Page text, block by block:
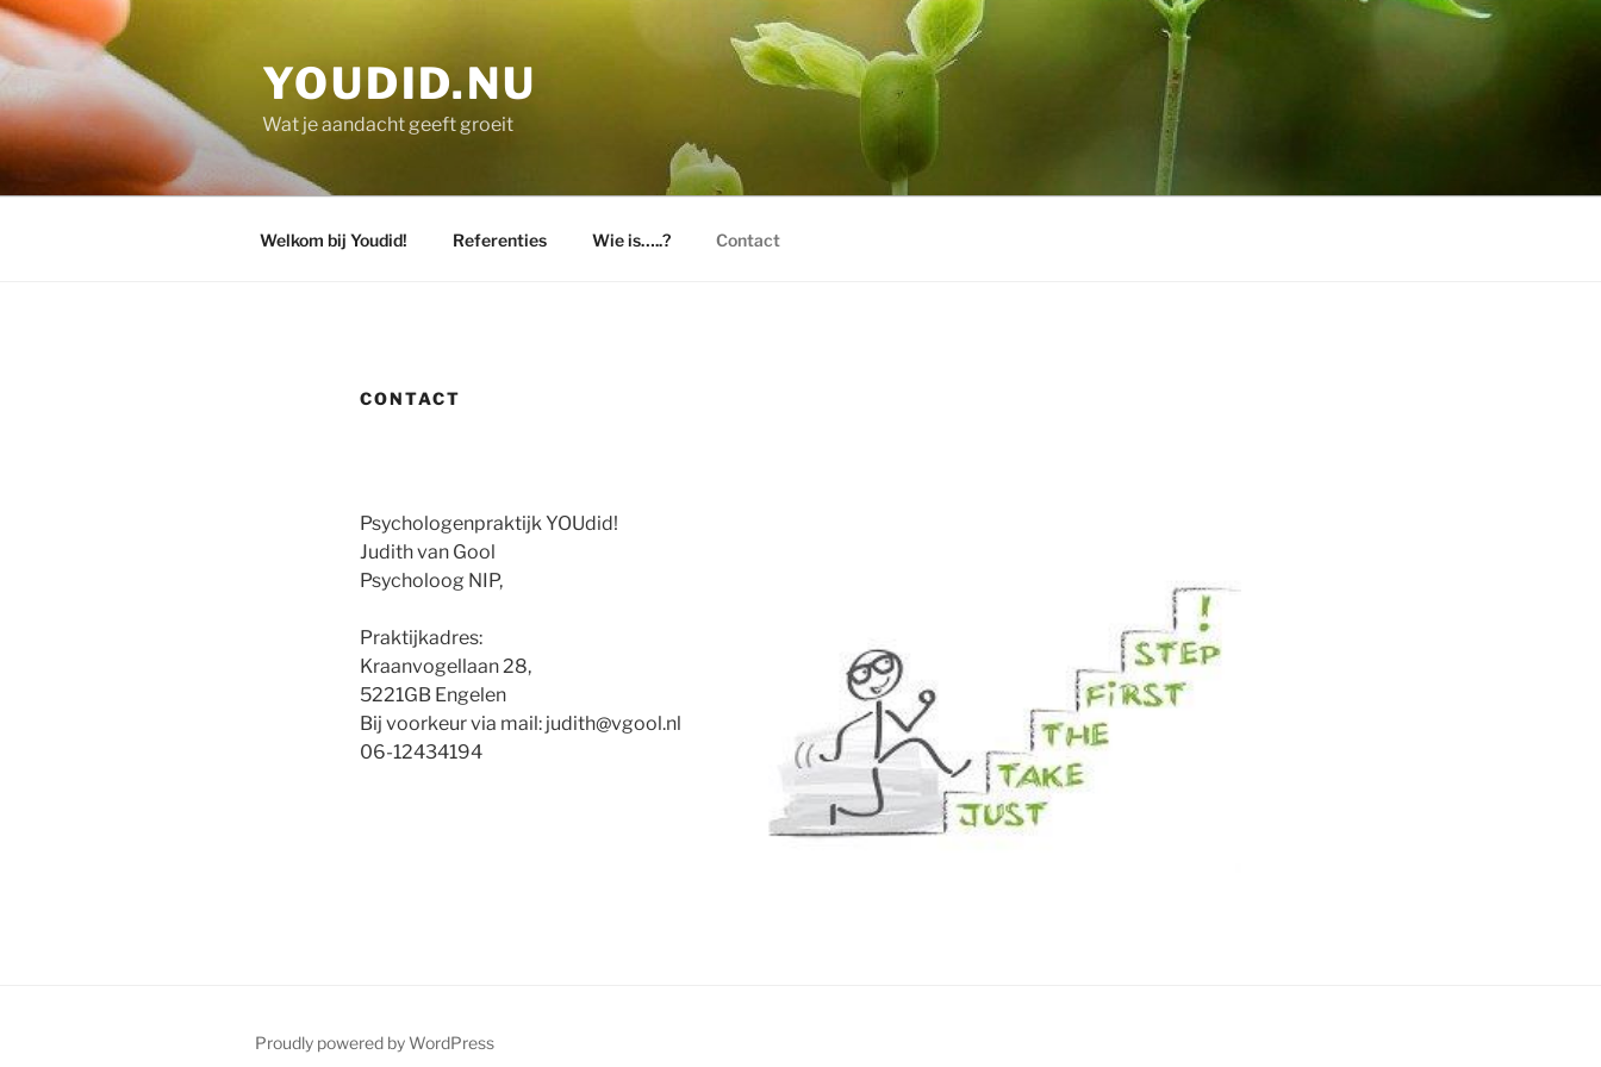
Skip
to
content
YOUDID.NU
Wat je aandacht geeft groeit
Welkom bij Youdid! Referenties Wie is…..? Contact
CONTACT
Psychologenpraktijk YOUdid!
Judith van Gool
Psycholoog NIP,
Praktijkadres:
Kraanvogellaan 28,
5221GB Engelen
Bij voorkeur via mail: judith@vgool.nl
06-12434194
Proudly powered by WordPress